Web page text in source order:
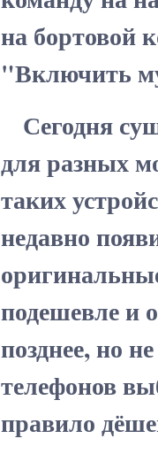
на бортовой
"Включить
Сегодня
для разных
таких
недавно
подешевле и
позднее, но
телефонов
правило